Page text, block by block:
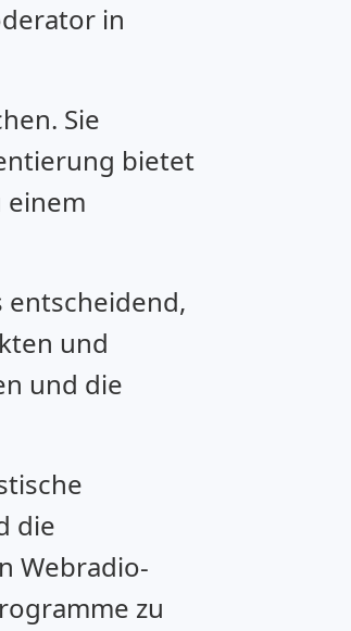
in
Sie
bietet
einem
entscheidend,
und
und die
die
Webradio-
zu